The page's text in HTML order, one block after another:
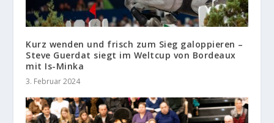
Kurz wenden und frisch zum Sieg galoppieren –
Steve Guerdat siegt im Weltcup von Bordeaux
mit Is-Minka
3. Februar 2024